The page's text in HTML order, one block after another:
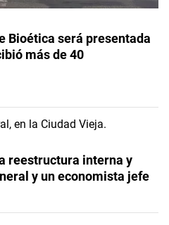
Bioética será presentada
más de 40
reestructura interna y
y un economista jefe